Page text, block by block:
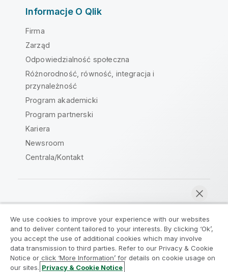
Informacje O Qlik
Firma
Zarząd
Odpowiedzialność społeczna
Różnorodność, równość, integracja i
przynależność
Program akademicki
Program partnerski
Kariera
Newsroom
Centrala/Kontakt
Umowy prawne
Warunki produktu
Legal Policies
Legal Policies
Warunki korzystania
Znaki towarowe
We use cookies to improve your experience with our websites
and to deliver content tailored to your interests. By clicking ‘Ok’,
you accept the use of additional cookies which may involve
data transmission to third parties. Refer to our Privacy & Cookie
Notice or click ‘More Information’ for details on cookie usage on
our sites. Privacy & Cookie Notice